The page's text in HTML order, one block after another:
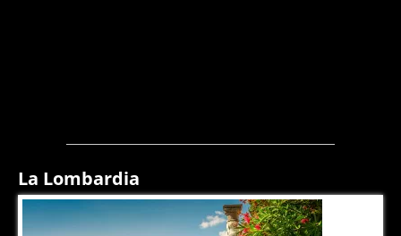
La Lombardia